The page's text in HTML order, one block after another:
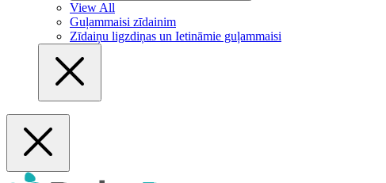
View All
Guļammaisi zīdainim
Zīdaiņu ligzdiņas un Ietināmie guļammaisi